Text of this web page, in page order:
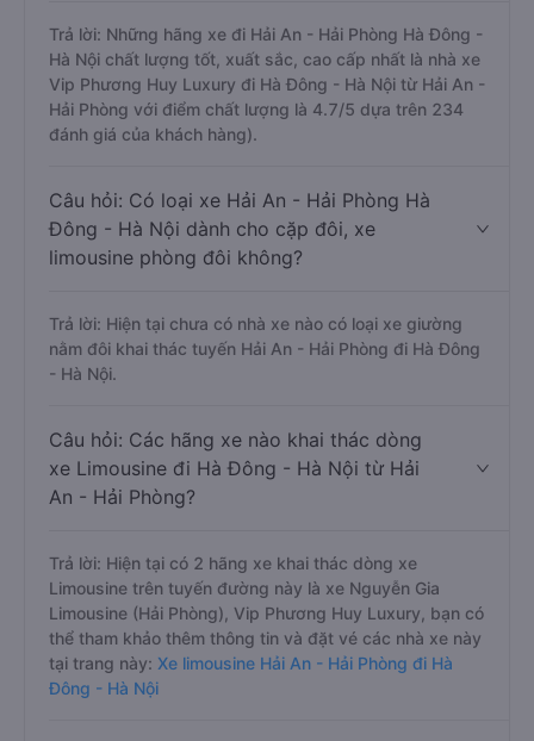
Trả lời: Những hãng xe đi Hải An - Hải Phòng Hà Đông -
Hà Nội chất lượng tốt, xuất sắc, cao cấp nhất là nhà xe
Vip Phương Huy Luxury đi Hà Đông - Hà Nội từ Hải An -
Hải Phòng với điểm chất lượng là 4.7/5 dựa trên 234
đánh giá của khách hàng).
Câu hỏi: Có loại xe Hải An - Hải Phòng Hà
Đông - Hà Nội dành cho cặp đôi, xe
limousine phòng đôi không?
Trả lời: Hiện tại chưa có nhà xe nào có loại xe giường
nằm đôi khai thác tuyến Hải An - Hải Phòng đi Hà Đông
- Hà Nội.
Câu hỏi: Các hãng xe nào khai thác dòng
xe Limousine đi Hà Đông - Hà Nội từ Hải
An - Hải Phòng?
Trả lời: Hiện tại có 2 hãng xe khai thác dòng xe
Limousine trên tuyến đường này là xe Nguyễn Gia
Limousine (Hải Phòng), Vip Phương Huy Luxury, bạn có
thể tham khảo thêm thông tin và đặt vé các nhà xe này
tại trang này: Xe limousine Hải An - Hải Phòng đi Hà
Đông - Hà Nội